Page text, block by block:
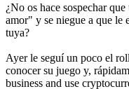
¿No os hace sospechar
amor" y se niegue a que le
tuya?
Ayer le seguí un poco el
conocer su juego y,
business and use